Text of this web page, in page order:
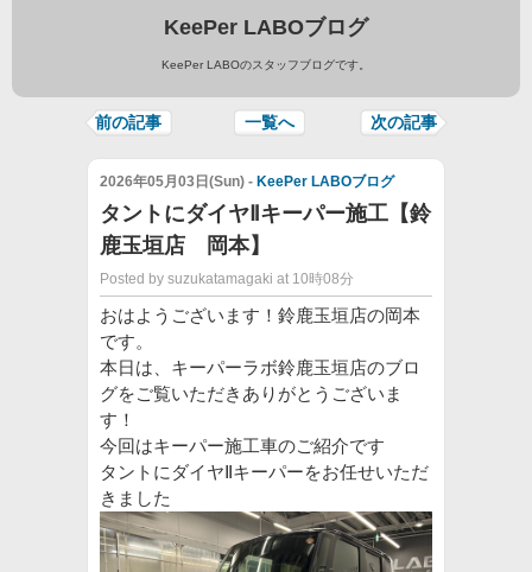
KeePer LABOブログ
KeePer LABOのスタッフブログです。
前の記事 一覧へ 次の記事
2026年05月03日(Sun) - KeePer LABOブログ
タントにダイヤⅡキーパー施工【鈴
鹿玉垣店 岡本】
Posted by suzukatamagaki at 10時08分
おはようございます！鈴鹿玉垣店の岡本
です。
本日は、キーパーラボ鈴鹿玉垣店のブロ
グをご覧いただきありがとうございま
す！
今回はキーパー施工車のご紹介です
タントにダイヤⅡキーパーをお任せいただ
きました